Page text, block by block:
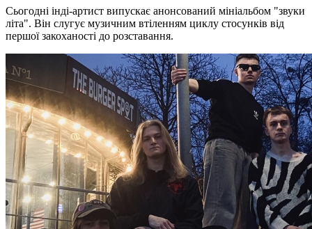
Сьогодні інді-артист випускає анонсований мініальбом "звуки
літа". Він слугує музичним втіленням циклу стосунків від
першої закоханості до розставання.